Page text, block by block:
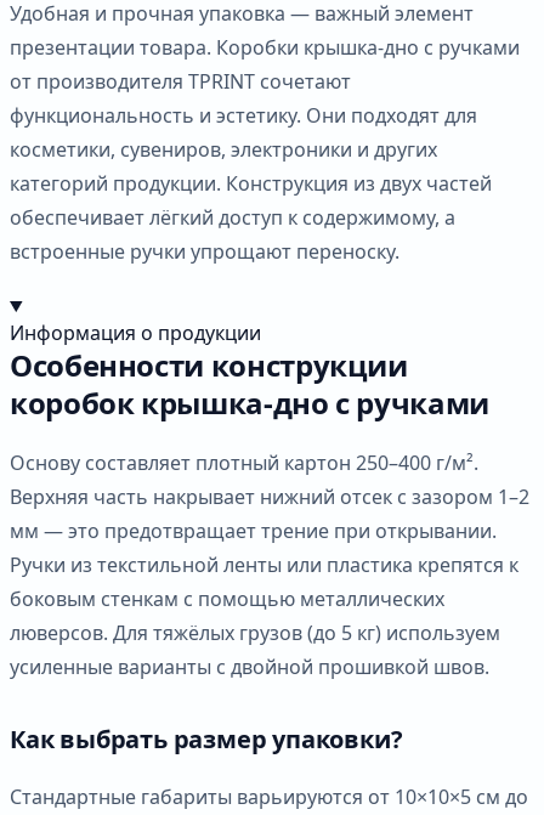
Удобная и прочная упаковка — важный элемент
презентации товара. Коробки крышка-дно с ручками
от производителя TPRINT сочетают
функциональность и эстетику. Они подходят для
косметики, сувениров, электроники и других
категорий продукции. Конструкция из двух частей
обеспечивает лёгкий доступ к содержимому, а
встроенные ручки упрощают переноску.
Информация о продукции
Особенности конструкции
коробок крышка-дно с ручками
Основу составляет плотный картон 250–400 г/м².
Верхняя часть накрывает нижний отсек с зазором 1–2
мм — это предотвращает трение при открывании.
Ручки из текстильной ленты или пластика крепятся к
боковым стенкам с помощью металлических
люверсов. Для тяжёлых грузов (до 5 кг) используем
усиленные варианты с двойной прошивкой швов.
Как выбрать размер упаковки?
Стандартные габариты варьируются от 10×10×5 см до